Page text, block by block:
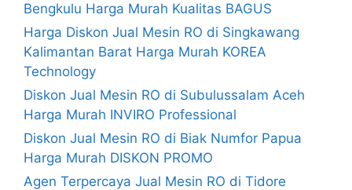
Bengkulu Harga Murah Kualitas BAGUS
Harga Diskon Jual Mesin RO di Singkawang
Kalimantan Barat Harga Murah KOREA
Technology
Diskon Jual Mesin RO di Subulussalam Aceh
Harga Murah INVIRO Professional
Diskon Jual Mesin RO di Biak Numfor Papua
Harga Murah DISKON PROMO
Agen Terpercaya Jual Mesin RO di Tidore